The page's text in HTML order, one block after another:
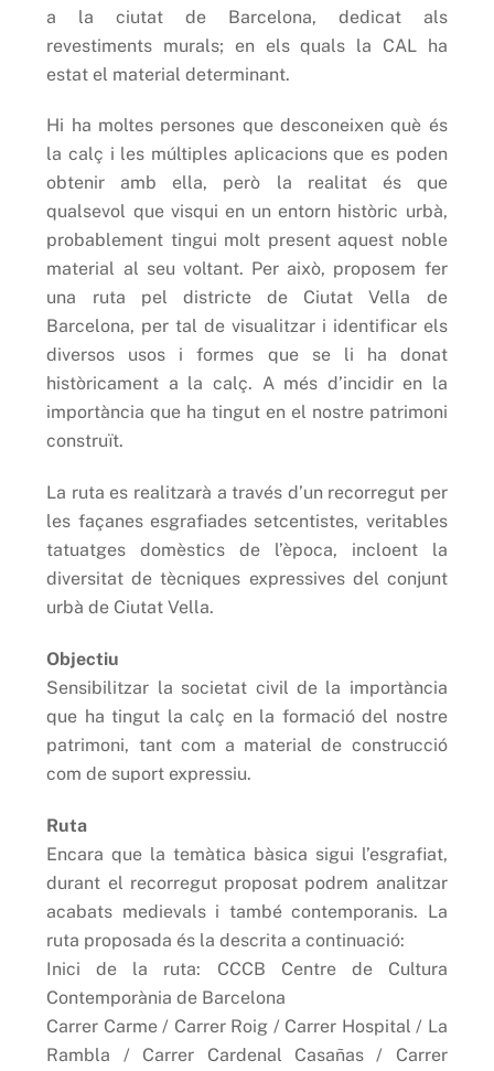
a la ciutat de Barcelona, dedicat als
revestiments murals; en els quals la CAL ha
estat el material determinant.
Hi ha moltes persones que desconeixen què és
la calç i les múltiples aplicacions que es poden
obtenir amb ella, però la realitat és que
qualsevol que visqui en un entorn històric urbà,
probablement tingui molt present aquest noble
material al seu voltant. Per això, proposem fer
una ruta pel districte de Ciutat Vella de
Barcelona, per tal de visualitzar i identificar els
diversos usos i formes que se li ha donat
històricament a la calç. A més d’incidir en la
importància que ha tingut en el nostre patrimoni
construït.
La ruta es realitzarà a través d’un recorregut per
les façanes esgrafiades setcentistes, veritables
tatuatges domèstics de l’època, incloent la
diversitat de tècniques expressives del conjunt
urbà de Ciutat Vella.
Objectiu
Sensibilitzar la societat civil de la importància
que ha tingut la calç en la formació del nostre
patrimoni, tant com a material de construcció
com de suport expressiu.
Ruta
Encara que la temàtica bàsica sigui l’esgrafiat,
durant el recorregut proposat podrem analitzar
acabats medievals i també contemporanis. La
ruta proposada és la descrita a continuació:
Inici de la ruta: CCCB Centre de Cultura
Contemporània de Barcelona
Carrer Carme / Carrer Roig / Carrer Hospital / La
Rambla / Carrer Cardenal Casañas / Carrer